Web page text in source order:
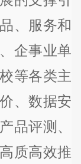
、服务和
企事业单
等各类主
、数据安
品评测、
质高效推